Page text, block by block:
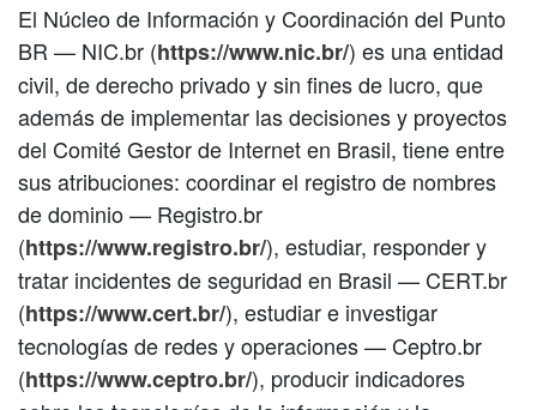
El Núcleo de Información y Coordinación del Punto
BR — NIC.br (https://www.nic.br/) es una entidad
civil, de derecho privado y sin fines de lucro, que
además de implementar las decisiones y proyectos
del Comité Gestor de Internet en Brasil, tiene entre
sus atribuciones: coordinar el registro de nombres
de dominio — Registro.br
(https://www.registro.br/), estudiar, responder y
tratar incidentes de seguridad en Brasil — CERT.br
(https://www.cert.br/), estudiar e investigar
tecnologías de redes y operaciones — Ceptro.br
(https://www.ceptro.br/), producir indicadores